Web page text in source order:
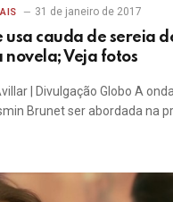
31 de janeiro de 2017
usa cauda de sereia
Veja fotos
| Divulgação Globo A onda
Brunet ser abordada na